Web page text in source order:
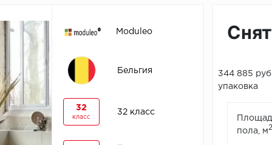
Moduleo
Бельгия
32
класс
32 класс
344 885
упаковка
пола, м2